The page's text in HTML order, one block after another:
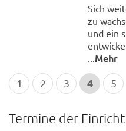
Sich
zu
und ein
Mehr
1
2 3 4 5
Termine der